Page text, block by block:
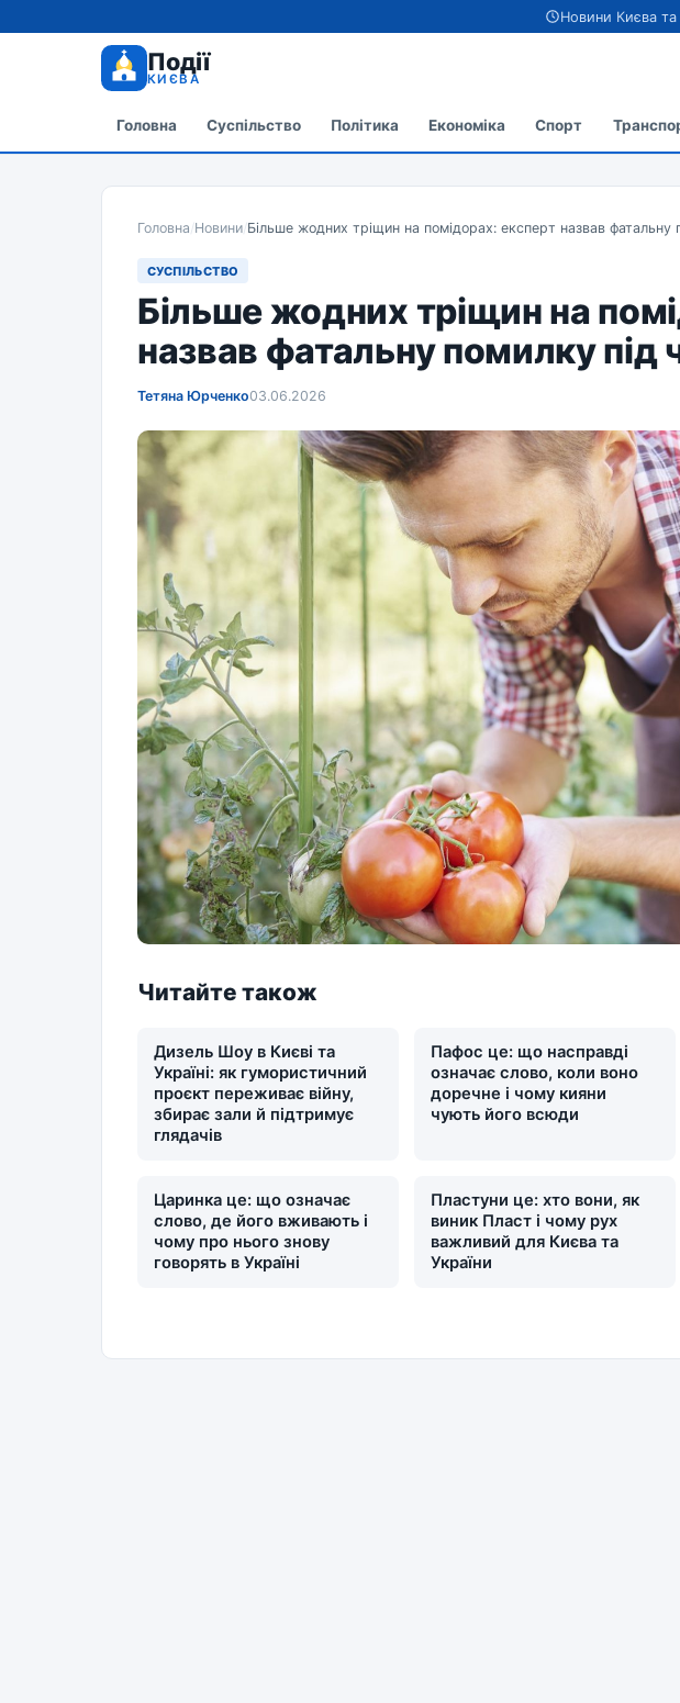
Новини Києва
Події
КИЄВА
Головна Суспільство Політика Економіка Спорт
Головна/Новини/Більше жодних тріщин на помідорах: експерт назвав фатальну
СУСПІЛЬСТВО
Більше жодних тріщин на
назвав фатальну помилку під
Тетяна Юрченко03.06.2026
Читайте також
Дизель Шоу в Києві та
Україні: як гумористичний
проєкт переживає війну,
збирає зали й підтримує
глядачів
Пафос це: що насправді
означає слово, коли воно
доречне і чому кияни
чують його всюди
Царинка це: що означає
слово, де його вживають і
чому про нього знову
говорять в Україні
Пластуни це: хто вони, як
виник Пласт і чому рух
важливий для Києва та
України